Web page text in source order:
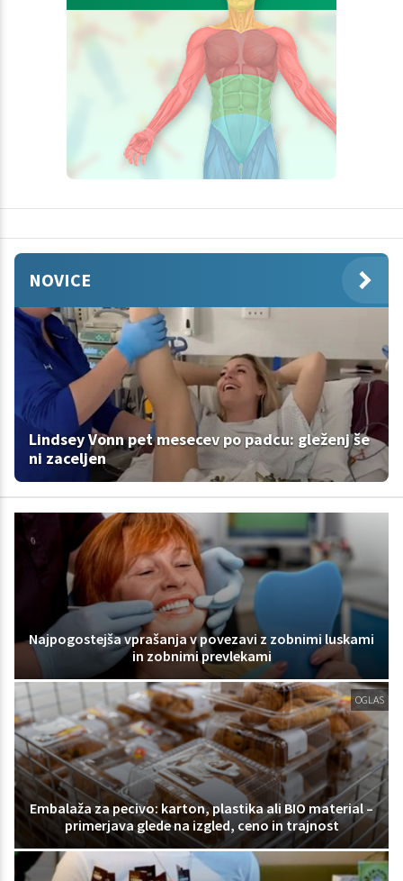
NOVICE
Lindsey Vonn pet mesecev po padcu: gleženj še
ni zaceljen
Najpogostejša vprašanja v povezavi z zobnimi luskami
in zobnimi prevlekami
OGLAS
Embalaža za pecivo: karton, plastika ali BIO material –
primerjava glede na izgled, ceno in trajnost